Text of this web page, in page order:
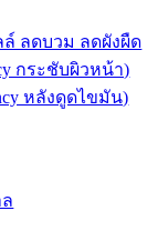
ล์ ลดบวม ลดผังผืด
กระชับผิวหน้า)
หลังดูดไขมัน)